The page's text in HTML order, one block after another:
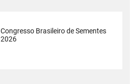
Congresso Brasileiro de Sementes
2026